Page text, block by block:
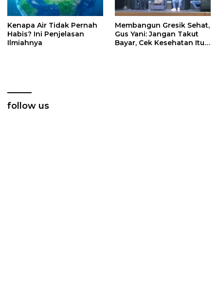
Kenapa Air Tidak Pernah
Habis? Ini Penjelasan
Ilmiahnya
Membangun Gresik Sehat,
Gus Yani: Jangan Takut
Bayar, Cek Kesehatan Itu
follow us